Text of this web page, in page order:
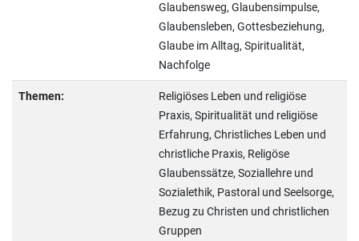
Glaubensweg, Glaubensimpulse,
Glaubensleben, Gottesbeziehung,
Glaube im Alltag, Spiritualität,
Nachfolge
Themen:
Religiöses Leben und religiöse
Praxis, Spiritualität und religiöse
Erfahrung, Christliches Leben und
christliche Praxis, Religöse
Glaubenssätze, Soziallehre und
Sozialethik, Pastoral und Seelsorge,
Bezug zu Christen und christlichen
Gruppen